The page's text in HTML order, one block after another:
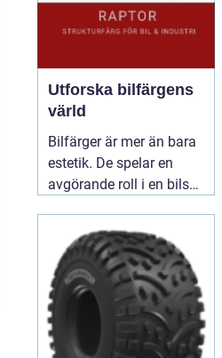
Utforska bilfärgens
värld
Bilfärger är mer än bara
estetik. De spelar en
avgörande roll i en bils
man ser en blank röd
sportbil susa förbi,
väcker den en viss
känsla - spänning,
passion, hastighet.03
augusti 2026